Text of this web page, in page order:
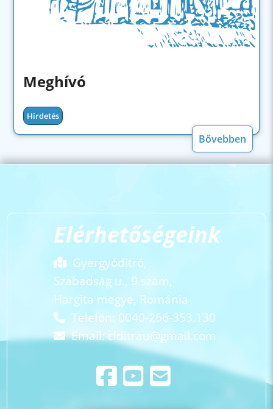
Meghívó
Hirdetés
Bővebben
Elérhetőségeink
Gyergyóditró,
Szabadság u., 9 szám,
Hargita megye, Románia
Telefon: 0040-266-353.130
Email:clditrau@gmail.com